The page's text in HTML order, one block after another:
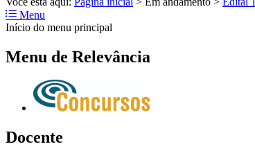
Menu
Início do menu principal
Menu de Relevância
Docente